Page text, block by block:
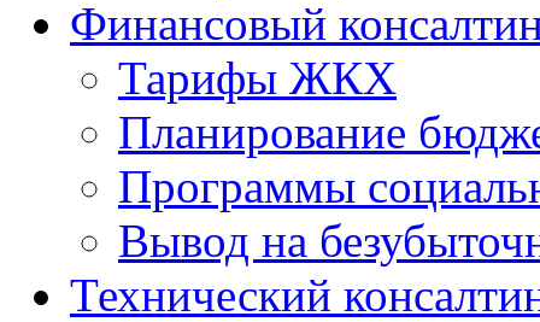
Финансовый
Тарифы ЖКХ
Планирование
Программы
Вывод на
Технический